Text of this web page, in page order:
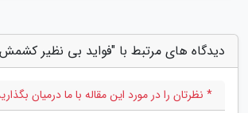
دیدگاه های مرتبط با "فواید بی نظیر
* نظرتان را در مورد این مقاله با ما درمیان